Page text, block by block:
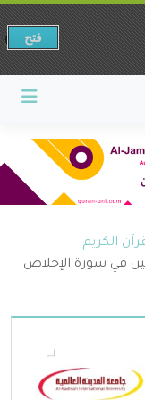
الكريم
في سورة الإخلاص
فتح